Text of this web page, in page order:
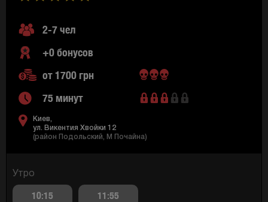
2-7 чел
+0 бонусов
от 1700 грн
75 минут
Киев,
ул. Викентия Хвойки 12
(район Подольский, M Почайна)
Утро
10:15 11:55